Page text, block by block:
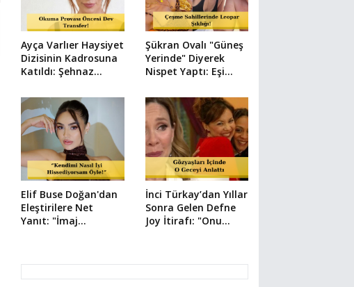
Ayça Varlıer Haysiyet
Dizisinin Kadrosuna
Katıldı: Şehnaz
Dönüyor!
Şükran Ovalı "Güneş
Yerinde" Diyerek
Nispet Yaptı: Eşi
Dolu Yorum!
Elif Buse Doğan'dan
Eleştirilere Net
Yanıt: "İmaj
İnci Türkay’dan Yıllar
Sonra Gelen Defne
Joy İtirafı: "Onu